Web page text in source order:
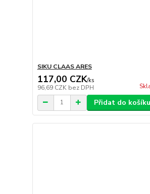
SIKU CLAAS ARES
117,00 CZK/ks
96,69 CZK bez DPH
Přidat do košíku